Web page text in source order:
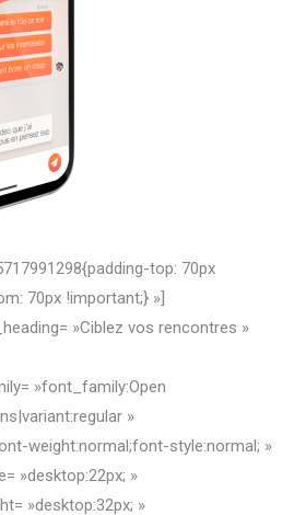
top: 70px
70px !important;} »]
»Ciblez vos rencontres »
»font_family:Open
»
weight:normal;font-style:normal; »
»desktop:22px; »
»desktop:32px; »